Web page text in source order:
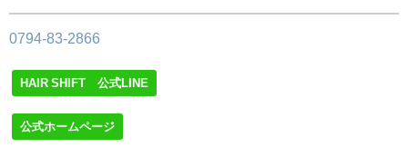
0794-83-2866
HAIR SHIFT 公式LINE
公式ホームページ